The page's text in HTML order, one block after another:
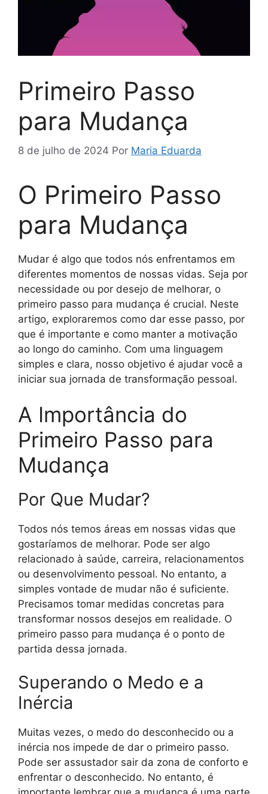
Primeiro Passo
para Mudança
8 de julho de 2024 Por Maria Eduarda
O Primeiro Passo
para Mudança
Mudar é algo que todos nós enfrentamos em
diferentes momentos de nossas vidas. Seja por
necessidade ou por desejo de melhorar, o
primeiro passo para mudança é crucial. Neste
artigo, exploraremos como dar esse passo, por
que é importante e como manter a motivação
ao longo do caminho. Com uma linguagem
simples e clara, nosso objetivo é ajudar você a
iniciar sua jornada de transformação pessoal.
A Importância do
Primeiro Passo para
Mudança
Por Que Mudar?
Todos nós temos áreas em nossas vidas que
gostaríamos de melhorar. Pode ser algo
relacionado à saúde, carreira, relacionamentos
ou desenvolvimento pessoal. No entanto, a
simples vontade de mudar não é suficiente.
Precisamos tomar medidas concretas para
transformar nossos desejos em realidade. O
primeiro passo para mudança é o ponto de
partida dessa jornada.
Superando o Medo e a
Inércia
Muitas vezes, o medo do desconhecido ou a
inércia nos impede de dar o primeiro passo.
Pode ser assustador sair da zona de conforto e
enfrentar o desconhecido. No entanto, é